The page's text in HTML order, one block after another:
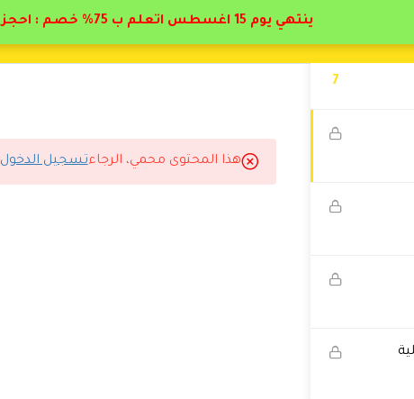
7
هذا المحتوى محمي، الرجاءتسجيل الدخول
ينتهي يوم 15 اغسطس اتعلم ب 75% خصم : احجز مقعدك الان